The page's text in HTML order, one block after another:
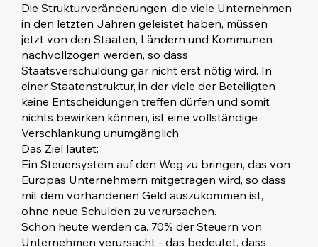
Die Strukturveränderungen, die viele Unternehmen
in den letzten Jahren geleistet haben, müssen
jetzt von den Staaten, Ländern und Kommunen
nachvollzogen werden, so dass
Staatsverschuldung gar nicht erst nötig wird. In
einer Staatenstruktur, in der viele der Beteiligten
keine Entscheidungen treffen dürfen und somit
nichts bewirken können, ist eine vollständige
Verschlankung unumgänglich.
Das Ziel lautet:
Ein Steuersystem auf den Weg zu bringen, das von
Europas Unternehmern mitgetragen wird, so dass
mit dem vorhandenen Geld auszukommen ist,
ohne neue Schulden zu verursachen.
Schon heute werden ca. 70% der Steuern von
Unternehmen verursacht - das bedeutet, dass